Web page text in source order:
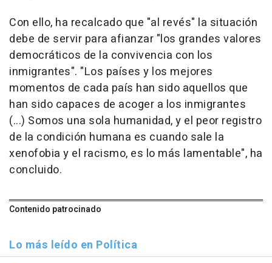
Con ello, ha recalcado que "al revés" la situación
debe de servir para afianzar "los grandes valores
democráticos de la convivencia con los
inmigrantes". "Los países y los mejores
momentos de cada país han sido aquellos que
han sido capaces de acoger a los inmigrantes
(...) Somos una sola humanidad, y el peor registro
de la condición humana es cuando sale la
xenofobia y el racismo, es lo más lamentable", ha
concluido.
Contenido patrocinado
Lo más leído en Política